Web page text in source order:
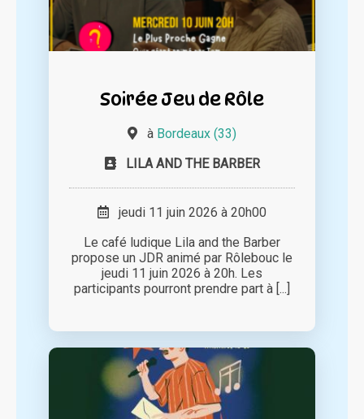
Soirée Jeu de Rôle
à Bordeaux (33)
LILA AND THE BARBER
jeudi 11 juin 2026 à 20h00
Le café ludique Lila and the Barber
propose un JDR animé par Rôlebouc le
jeudi 11 juin 2026 à 20h. Les
participants pourront prendre part à [...]